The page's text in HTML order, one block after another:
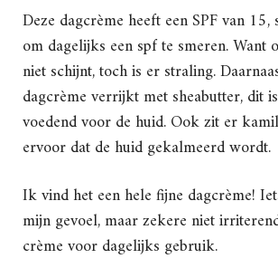
Deze dagcrème heeft een SPF van
om dagelijks een spf te smeren. Want
niet schijnt, toch is er straling.
dagcrème verrijkt met sheabutter, dit
voedend voor de huid. Ook zit er
ervoor dat de huid gekalmeerd wordt.
Ik vind het een hele fijne dagcrème!
mijn gevoel, maar zekere niet
crème voor dagelijks gebruik.